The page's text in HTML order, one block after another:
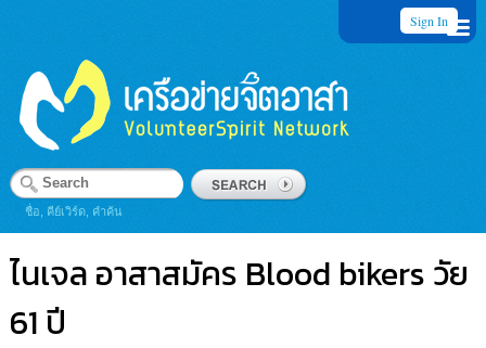
Sign In
ชื่อ, คีย์เวิร์ด, คำค้น
ไนเจล อาสาสมัคร Blood bikers วัย
61 ปี